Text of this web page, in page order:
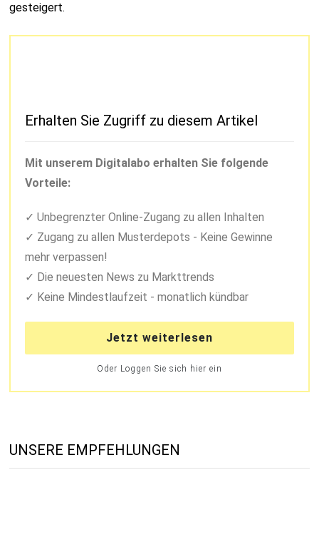
gesteigert.
Erhalten Sie Zugriff zu diesem Artikel
Mit unserem Digitalabo erhalten Sie folgende
Vorteile:
Unbegrenzter Online-Zugang zu allen Inhalten
Zugang zu allen Musterdepots - Keine Gewinne
mehr verpassen!
Die neuesten News zu Markttrends
Keine Mindestlaufzeit - monatlich kündbar
Jetzt weiterlesen
Oder Loggen Sie sich hier ein
UNSERE EMPFEHLUNGEN